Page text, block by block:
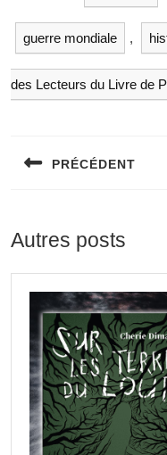
guerre mondiale ,
des Lecteurs du Livre de
PRÉCÉDENT
Autres posts